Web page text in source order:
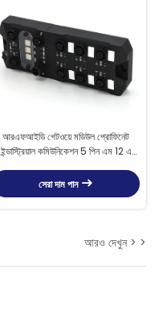
আরএফআইডি গেটওয়ে মডিউল প্রোফিনেট
ইন্ডাস্ট্রিয়াল কমিউনিকেশন 5 পিন এম 12 এ
সেরা দাম পান
আরও দেখুন > >